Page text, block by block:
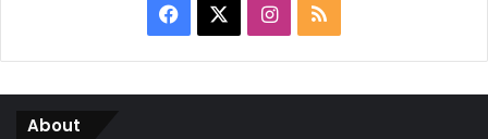
Facebook Instagram
RSS
About